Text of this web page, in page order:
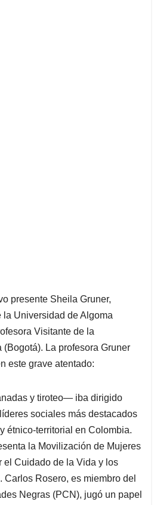
presente Sheila Gruner,
la Universidad de Algoma
Visitante de la
La profesora Gruner
este grave atentado:
y tiroteo— iba dirigido
sociales más destacados
étnico-territorial en Colombia.
la Movilización de Mujeres
el Cuidado de la Vida y los
Carlos Rosero, es miembro del
Negras (PCN), jugó un papel